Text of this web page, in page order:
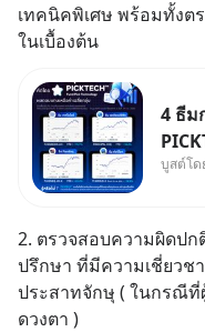
เทคนิคพิเศษ พร้อมทั้งต
ในเบื้องต้น
4 ธีม
เฉลี่
ค้นห
เสียเ
แอป
บูสต์โด
2. ตรวจสอบความผิดป
ปรึกษา ที่มีความเชี่ยวช
ประสาทจักษุ ( ในกรณีที่
ดวงตา )